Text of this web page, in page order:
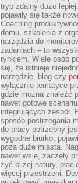
tryb zdalny dużo
pojawiły się także
Coaching
domu, szkolenia z
narzędzia do
zadaniach – to
rynkiem. Wiele osób
się, że istnieje
narzędzie, blog czy
wyłącznie tematyce
gdzie można znaleźć
nawet gotowe
integrujących zespół.
sposób postrzegania
do pracy potrzebny
wygodne biurko,
poza duże miasta.
nawet wsie, zaczęły
żyć bliżej natury,
więcej przestrzeni.